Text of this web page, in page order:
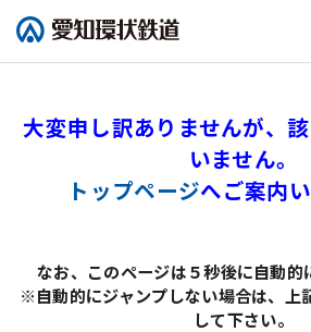
大変申し訳ありませんが、
いません。
トップページへご案内い
なお、このページは５秒後に自動的
※自動的にジャンプしない場合は、上
して下さい。